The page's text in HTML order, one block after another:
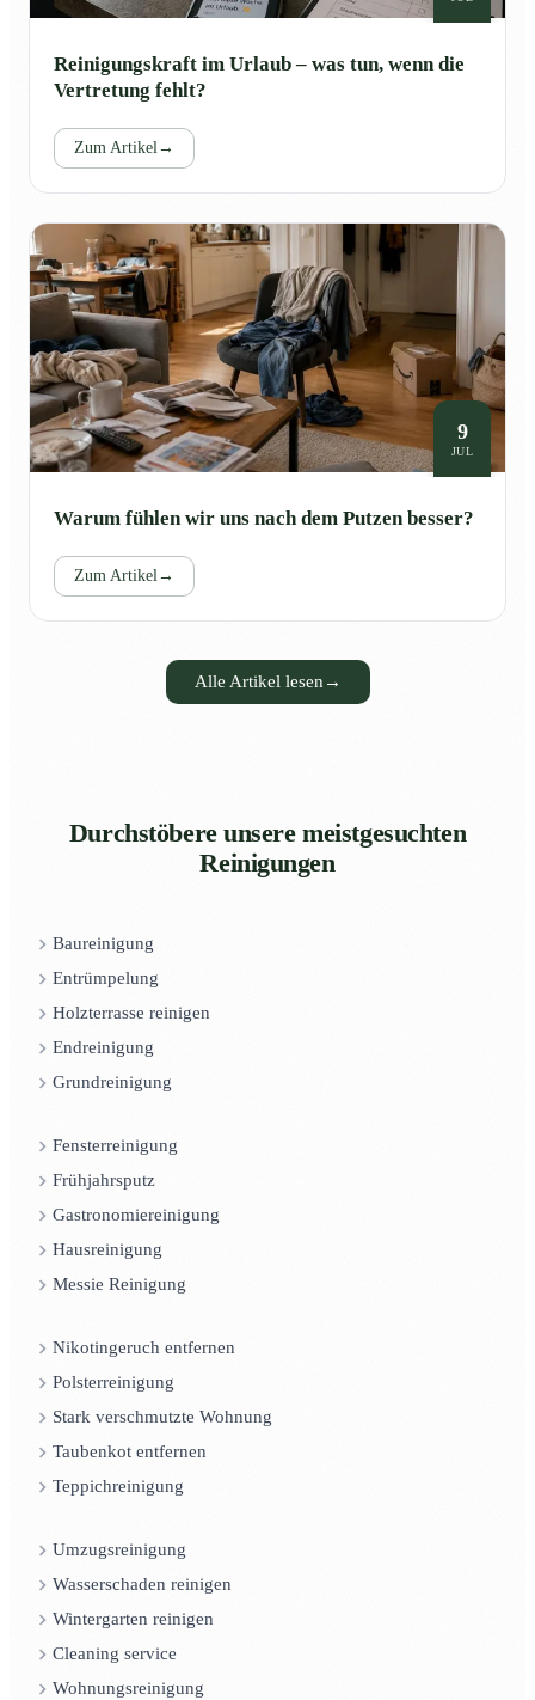
Reinigungskraft im Urlaub – was tun, wenn die
Vertretung fehlt?
Zum Artikel→
9
JUL
Warum fühlen wir uns nach dem Putzen besser?
Zum Artikel→
Alle Artikel lesen →
Durchstöbere unsere meistgesuchten
Reinigungen
Baureinigung
Entrümpelung
Holzterrasse reinigen
Endreinigung
Grundreinigung
Fensterreinigung
Frühjahrsputz
Gastronomiereinigung
Hausreinigung
Messie Reinigung
Nikotingeruch entfernen
Polsterreinigung
Stark verschmutzte Wohnung
Taubenkot entfernen
Teppichreinigung
Umzugsreinigung
Wasserschaden reinigen
Wintergarten reinigen
Cleaning service
Wohnungsreinigung